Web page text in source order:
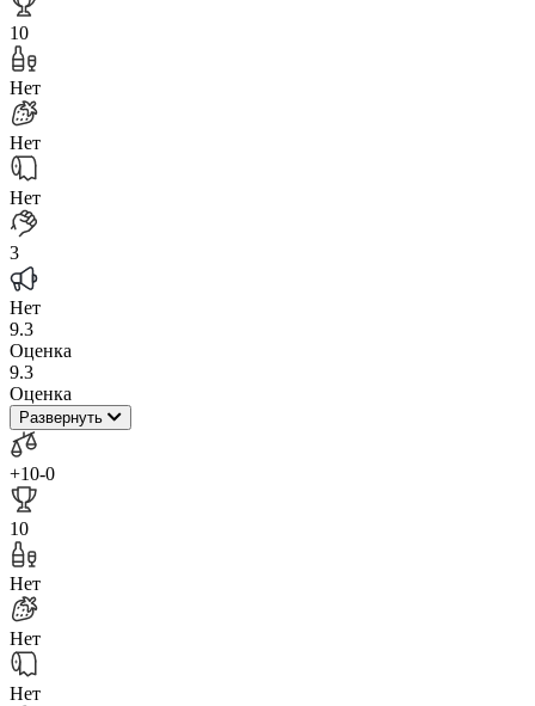
10
Нет
Нет
Нет
3
Нет
9.3
Оценка
9.3
Оценка
Развернуть
+10-0
10
Нет
Нет
Нет